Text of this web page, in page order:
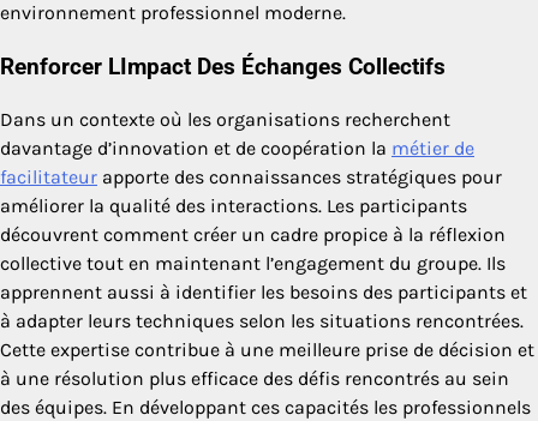
environnement professionnel moderne.
Renforcer LImpact Des Échanges Collectifs
Dans un contexte où les organisations recherchent
davantage d’innovation et de coopération la métier de
facilitateur apporte des connaissances stratégiques pour
améliorer la qualité des interactions. Les participants
découvrent comment créer un cadre propice à la réflexion
collective tout en maintenant l’engagement du groupe. Ils
apprennent aussi à identifier les besoins des participants et
à adapter leurs techniques selon les situations rencontrées.
Cette expertise contribue à une meilleure prise de décision et
à une résolution plus efficace des défis rencontrés au sein
des équipes. En développant ces capacités les professionnels